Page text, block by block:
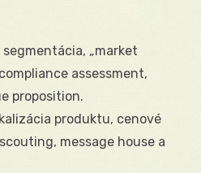
„market
assessment,
proposition.
produktu, cenové
message house a